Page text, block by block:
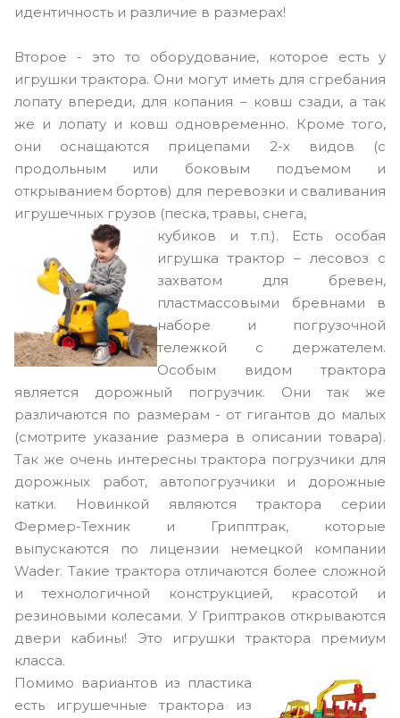
идентичность и различие в размерах!
Второе - это то оборудование, которое есть у
игрушки трактора. Они могут иметь для сгребания
лопату впереди, для копания – ковш сзади, а так
же и лопату и ковш одновременно. Кроме того,
они оснащаются прицепами 2-х видов (с
продольным или боковым подъемом и
открыванием бортов) для перевозки и сваливания
игрушечных грузов (песка, травы, снега,
кубиков и т.п.). Есть особая
игрушка трактор – лесовоз с
захватом для бревен,
пластмассовыми бревнами в
наборе и погрузочной
тележкой с держателем.
Особым видом трактора
является дорожный погрузчик. Они так же
различаются по размерам - от гигантов до малых
(смотрите указание размера в описании товара).
Так же очень интересны трактора погрузчики для
дорожных работ, автопогрузчики и дорожные
катки. Новинкой являются трактора серии
Фермер-Техник и Грипптрак, которые
выпускаются по лицензии немецкой компании
Wader. Такие трактора отличаются более сложной
и технологичной конструкцией, красотой и
резиновыми колесами. У Гриптраков открываются
двери кабины! Это игрушки трактора премиум
класса.
Помимо вариантов из пластика
есть игрушечные трактора из